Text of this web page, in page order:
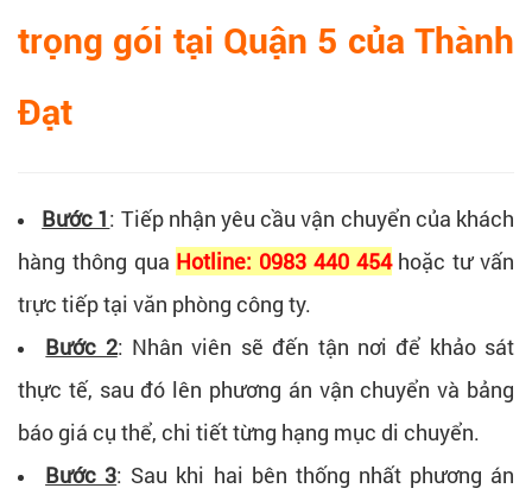
trọng gói tại Quận 5 của Thành
Đạt
Bước 1: Tiếp nhận yêu cầu vận chuyển của khách
hàng thông qua Hotline: 0983 440 454hoặc tư vấn
trực tiếp tại văn phòng công ty.
Bước 2: Nhân viên sẽ đến tận nơi để khảo sát
thực tế, sau đó lên phương án vận chuyển và bảng
báo giá cụ thể, chi tiết từng hạng mục di chuyển.
Bước 3: Sau khi hai bên thống nhất phương án